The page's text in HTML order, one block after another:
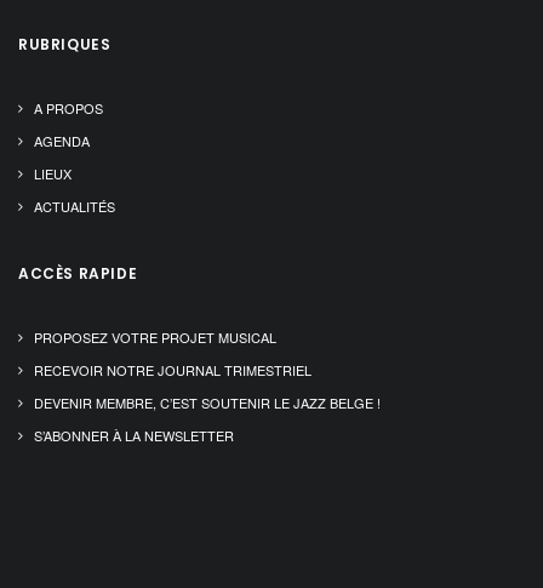
RUBRIQUES
A PROPOS
AGENDA
LIEUX
ACTUALITÉS
ACCÈS RAPIDE
PROPOSEZ VOTRE PROJET MUSICAL
RECEVOIR NOTRE JOURNAL TRIMESTRIEL
DEVENIR MEMBRE, C’EST SOUTENIR LE JAZZ BELGE !
S’ABONNER À LA NEWSLETTER